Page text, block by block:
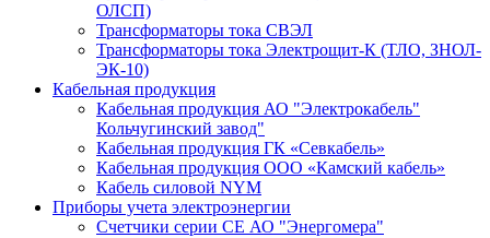
ОЛСП)
Трансформаторы тока СВЭЛ
Трансформаторы тока Электрощит-К (ТЛО, ЗНОЛ-
ЭК-10)
Кабельная продукция
Кабельная продукция АО "Электрокабель"
Кольчугинский завод"
Кабельная продукция ГК «Севкабель»
Кабельная продукция ООО «Камский кабель»
Кабель силовой NYM
Приборы учета электроэнергии
Счетчики серии СЕ АО "Энергомера"